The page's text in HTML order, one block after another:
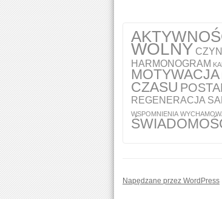
WOLNY
HARMONOGRAM
MOTYWACJA
CZASU
REGENERACJA
WSPOMNIENIA
Napędzane przez WordPress